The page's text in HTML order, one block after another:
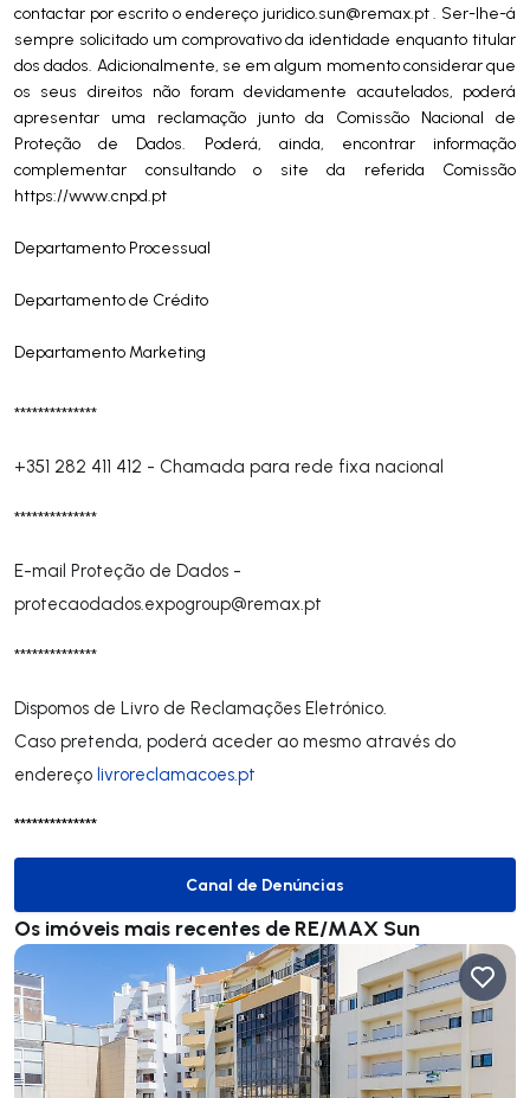
contactar por escrito o endereço juridico.sun@remax.pt. Ser-lhe-á
sempre solicitado um comprovativo da identidade enquanto titular
dos dados. Adicionalmente, se em algum momento considerar que
os seus direitos não foram devidamente acautelados, poderá
apresentar uma reclamação junto da Comissão Nacional de
Proteção de Dados. Poderá, ainda, encontrar informação
complementar consultando o site da referida Comissão
https://www.cnpd.pt
Departamento Processual
Departamento de Crédito
Departamento Marketing
**************
+351 282 411 412 - Chamada para rede fixa nacional
**************
E-mail Proteção de Dados -
protecaodados.expogroup@remax.pt
**************
Dispomos de Livro de Reclamações Eletrónico.
Caso pretenda, poderá aceder ao mesmo através do
endereço livroreclamacoes.pt
**************
Canal de Denúncias
Canal de Denúncias
Os imóveis mais recentes de RE/MAX Sun